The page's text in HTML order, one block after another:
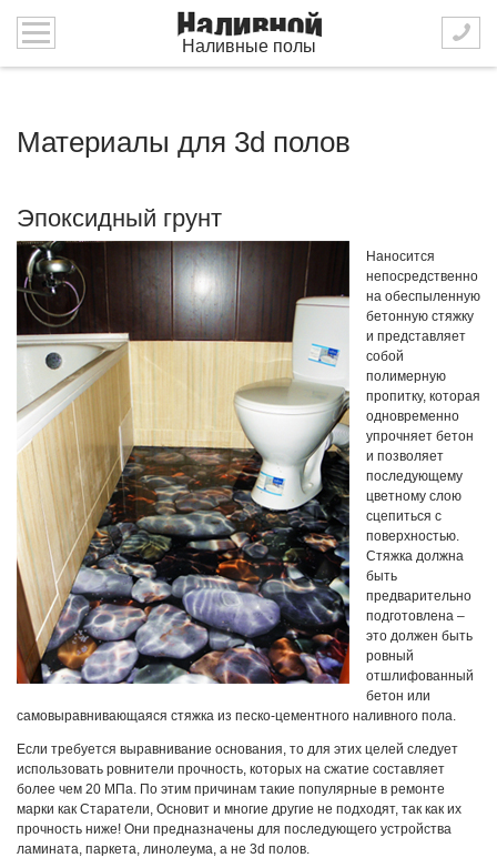
Наливные полы
Материалы для 3d полов
Эпоксидный грунт
Наносится
непосредственно
на обеспыленную
бетонную стяжку
и представляет
собой
полимерную
пропитку, которая
одновременно
упрочняет бетон
и позволяет
последующему
цветному слою
сцепиться с
поверхностью.
Стяжка должна
быть
предварительно
подготовлена –
это должен быть
ровный
отшлифованный
бетон или
самовыравнивающаяся стяжка из песко-цементного наливного пола.
Если требуется выравнивание основания, то для этих целей следует
использовать ровнители прочность, которых на сжатие составляет
более чем 20 МПа. По этим причинам такие популярные в ремонте
марки как Старатели, Основит и многие другие не подходят, так как их
прочность ниже! Они предназначены для последующего устройства
ламината, паркета, линолеума, а не 3d полов.